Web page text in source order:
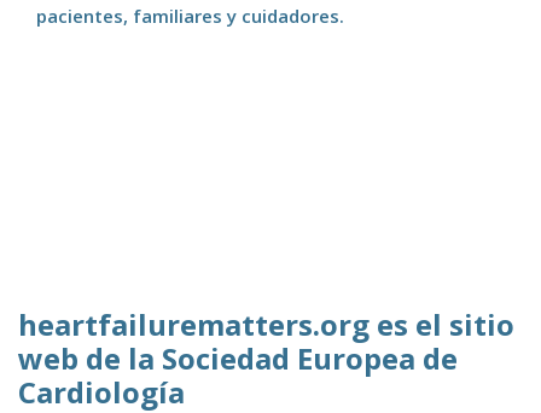
pacientes, familiares y cuidadores.
heartfailurematters.org es el sitio
web de la Sociedad Europea de
Cardiología